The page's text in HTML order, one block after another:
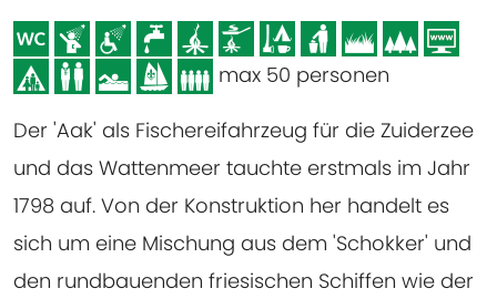
max 50 personen
Der 'Aak' als Fischereifahrzeug für die Zuiderzee
und das Wattenmeer tauchte erstmals im Jahr
1798 auf. Von der Konstruktion her handelt es
sich um eine Mischung aus dem 'Schokker' und
den rundbauenden friesischen Schiffen wie der